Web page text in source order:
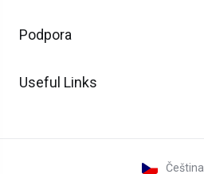
Podpora
Useful Links
Čeština